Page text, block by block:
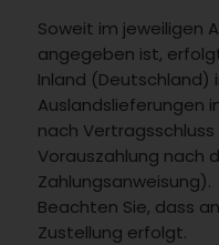
Soweit im jeweiligen
angegeben ist,
Inland (Deutschland)
Auslandslieferungen
nach
Vorauszahlung nach
Zahlungsanweisung).
Beachten Sie, dass
Zustellung erfolgt.